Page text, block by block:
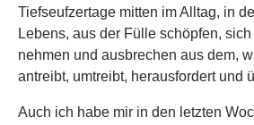
Tiefseufzertage mitten im Alltag, in
Lebens, aus der Fülle schöpfen,
nehmen und ausbrechen aus dem,
antreibt, umtreibt, herausfordert und
Auch ich habe mir in den letzten